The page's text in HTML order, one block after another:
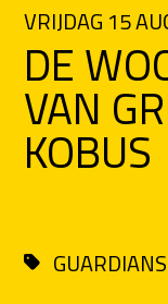
VRIJDAG 15
DE
VAN
KOBUS